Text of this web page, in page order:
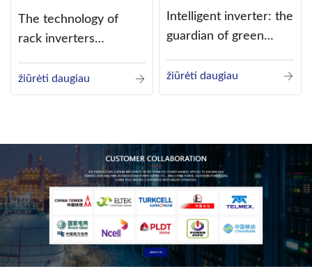
The technology of
rack inverters
such as the use of
three-CPU control
žiūrėti daugiau
Intelligent inverter: the
guardian of green
žiūrėti daugiau